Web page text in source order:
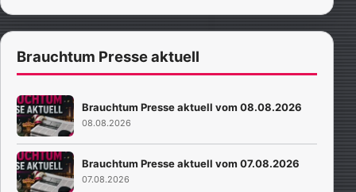
Brauchtum Presse aktuell
Brauchtum Presse aktuell vom 08.08.2026
08.08.2026
Brauchtum Presse aktuell vom 07.08.2026
07.08.2026